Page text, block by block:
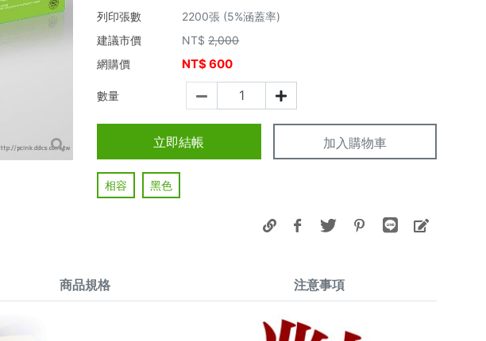
列印張數
2200張 (5%涵蓋率)
建議市價
NT$ 2,000
網購價
NT$600
數量
立即結帳 加入購物車
相容 黑色
商品規格 注意事項